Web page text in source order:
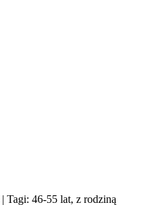
| Tagi: 46-55 lat, z rodziną